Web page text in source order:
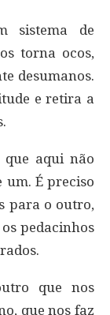
sistema de
torna ocos,
desumanos.
e retira a
que aqui não
um. É preciso
para o outro,
pedacinhos
que nos
que nos faz